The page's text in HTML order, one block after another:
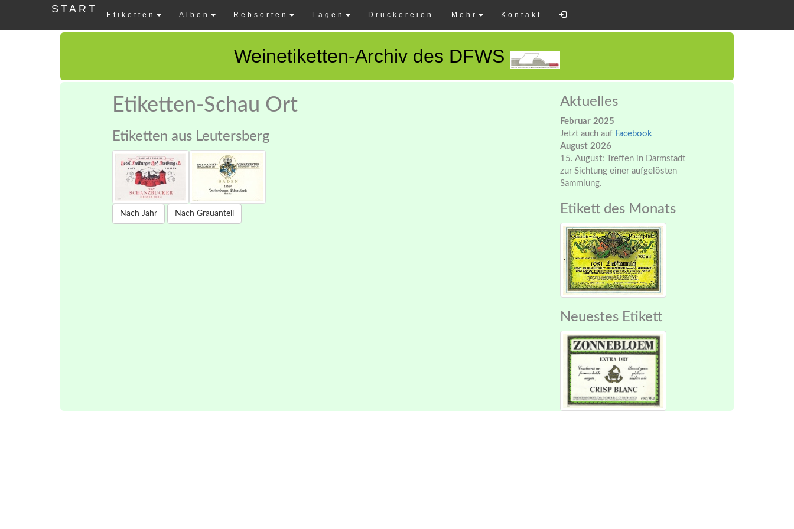
START Etiketten Alben Rebsorten Lagen Druckereien Mehr Kontakt
Weinetiketten-Archiv des DFWS
Etiketten-Schau Ort
Etiketten aus Leutersberg
Nach Jahr Nach Grauanteil
Aktuelles
Februar 2025
Jetzt auch auf Facebook
August 2026
15. August: Treffen in Darmstadt
zur Sichtung einer aufgelösten
Sammlung.
Etikett des Monats
Neuestes Etikett